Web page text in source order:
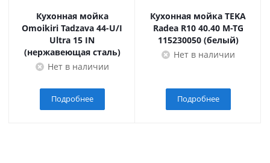
Кухонная мойка
Omoikiri Tadzava 44-U/I
Ultra 15 IN
(нержавеющая сталь)
Нет в наличии
Подробнее
Кухонная мойка TEKA
Radea R10 40.40 M-TG
115230050 (белый)
Нет в наличии
Подробнее